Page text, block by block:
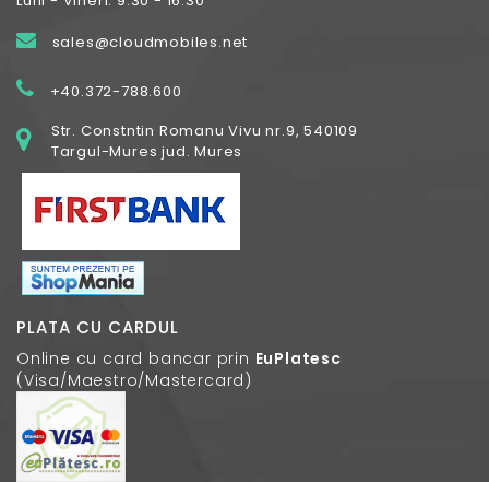
sales@cloudmobiles.net
+40.372-788.600
Str. Constntin Romanu Vivu nr.9, 540109
Targul-Mures jud. Mures
PLATA CU CARDUL
Online cu card bancar prin EuPlatesc
(Visa/Maestro/Mastercard)